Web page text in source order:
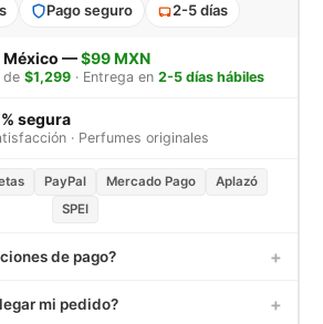
Pago seguro 2-5 días
México —$99 MXN
de $1,299· Entrega en 2-5 días hábiles
segura
· Perfumes originales
PayPal Mercado Pago
Aplazó
SPEI
de pago? +
Mercado Pago, Aplazó,
mi pedido? +